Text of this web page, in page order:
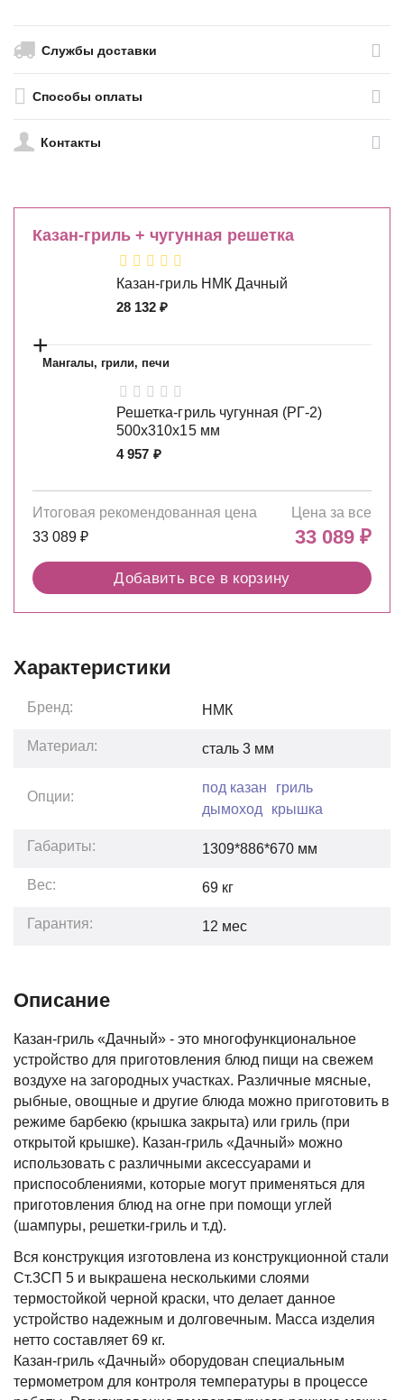
Службы доставки
Способы оплаты
Контакты
Казан-гриль + чугунная решетка
Казан-гриль НМК Дачный
28 132 ₽
+
Мангалы, грили, печи
Решетка-гриль чугунная (РГ-2)
500х310х15 мм
4 957 ₽
Итоговая рекомендованная цена
33 089 ₽
Цена за все
33 089₽
Добавить все в корзину
Характеристики
Бренд: НМК
Материал: сталь 3 мм
Опции:
под казан
гриль
дымоход
крышка
Габариты: 1309*886*670 мм
Вес: 69 кг
Гарантия: 12 мес
Описание
Казан-гриль «Дачный» - это многофункциональное
устройство для приготовления блюд пищи на свежем
воздухе на загородных участках. Различные мясные,
рыбные, овощные и другие блюда можно приготовить в
режиме барбекю (крышка закрыта) или гриль (при
открытой крышке). Казан-гриль «Дачный» можно
использовать с различными аксессуарами и
приспособлениями, которые могут применяться для
приготовления блюд на огне при помощи углей
(шампуры, решетки-гриль и т.д).
Вся конструкция изготовлена из конструкционной стали
Ст.3СП 5 и выкрашена несколькими слоями
термостойкой черной краски, что делает данное
устройство надежным и долговечным. Масса изделия
нетто составляет 69 кг.
Казан-гриль «Дачный» оборудован специальным
термометром для контроля температуры в процессе